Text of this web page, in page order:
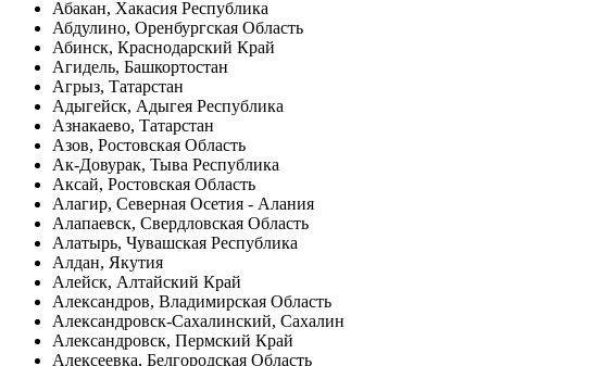
Абакан, Хакасия Республика
Абдулино, Оренбургская Область
Абинск, Краснодарский Край
Агидель, Башкортостан
Агрыз, Татарстан
Адыгейск, Адыгея Республика
Азнакаево, Татарстан
Азов, Ростовская Область
Ак-Довурак, Тыва Республика
Аксай, Ростовская Область
Алагир, Северная Осетия - Алания
Алапаевск, Свердловская Область
Алатырь, Чувашская Республика
Алдан, Якутия
Алейск, Алтайский Край
Александров, Владимирская Область
Александровск-Сахалинский, Сахалин
Александровск, Пермский Край
Алексеевка, Белгородская Область